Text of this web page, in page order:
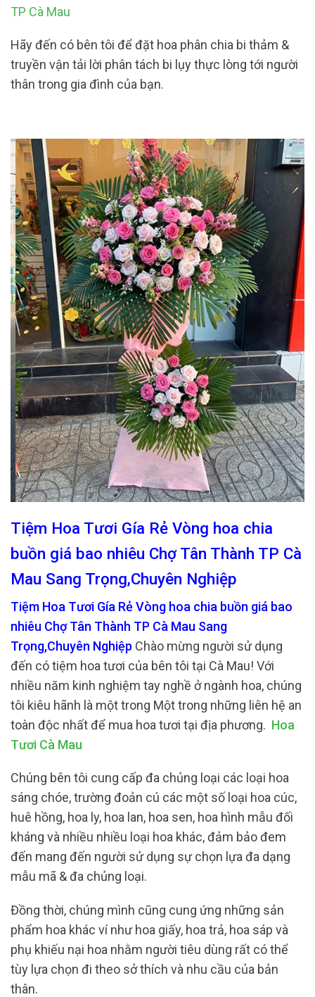
TP Cà Mau
Hãy đến có bên tôi để đặt hoa phân chia bi thảm &
truyền vận tải lời phân tách bi lụy thực lòng tới người
thân trong gia đình của bạn.
Tiệm Hoa Tươi Gía Rẻ Vòng hoa chia
buồn giá bao nhiêu Chợ Tân Thành TP Cà
Mau Sang Trọng,Chuyên Nghiệp
Tiệm Hoa Tươi Gía Rẻ Vòng hoa chia buồn giá bao
nhiêu Chợ Tân Thành TP Cà Mau Sang
Trọng,Chuyên Nghiệp Chào mừng người sử dụng
đến có tiệm hoa tươi của bên tôi tại Cà Mau! Với
nhiều năm kinh nghiệm tay nghề ở ngành hoa, chúng
tôi kiêu hãnh là một trong Một trong những liên hệ an
toàn độc nhất để mua hoa tươi tại địa phương. Hoa
Tươi Cà Mau
Chúng bên tôi cung cấp đa chủng loại các loại hoa
sáng chóe, trường đoản cú các một số loại hoa cúc,
huê hồng, hoa ly, hoa lan, hoa sen, hoa hình mẫu đối
kháng và nhiều nhiều loại hoa khác, đảm bảo đem
đến mang đến người sử dụng sự chọn lựa đa dạng
mẫu mã & đa chủng loại.
Đồng thời, chúng mình cũng cung ứng những sản
phẩm hoa khác ví như hoa giấy, hoa trả, hoa sáp và
phụ khiếu nại hoa nhằm người tiêu dùng rất có thể
tùy lựa chọn đi theo sở thích và nhu cầu của bản
thân.